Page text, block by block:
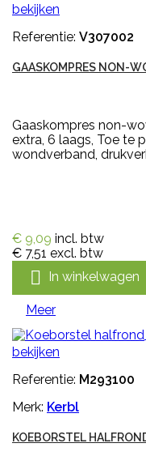
bekijken
Referentie: V307002
GAASKOMPRES NON-
Gaaskompres non-
extra, 6 laags, Toe te
wondverband,
€ 9,09 incl. btw
€ 7,51 excl. btw
 In winkelwagen
Meer
bekijken
Referentie: M293100
Merk: Kerbl
KOEBORSTEL